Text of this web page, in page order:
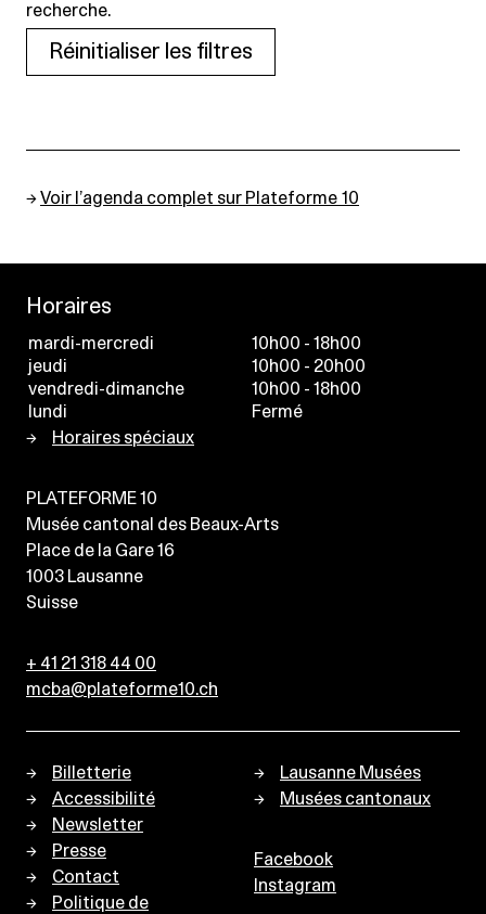
recherche.
Réinitialiser les filtres
→Voir l’agenda complet sur Plateforme 10
Horaires
mardi-mercredi
10h00 - 18h00
jeudi
10h00 - 20h00
vendredi-dimanche
10h00 - 18h00
lundi
Fermé
Horaires spéciaux
PLATEFORME 10
Musée cantonal des Beaux-Arts
Place de la Gare 16
1003 Lausanne
Suisse
+ 41 21 318 44 00
mcba@plateforme10.ch
Billetterie
Accessibilité
Newsletter
Presse
Contact
Politique de
Lausanne Musées
Musées cantonaux
Facebook
Instagram